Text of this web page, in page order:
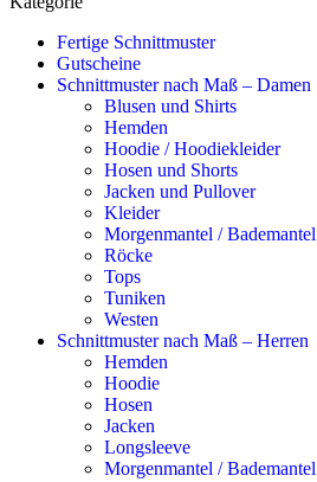
Fertige Schnittmuster
Gutscheine
Schnittmuster nach Maß – Damen
Blusen und Shirts
Hemden
Hoodie / Hoodiekleider
Hosen und Shorts
Jacken und Pullover
Kleider
Morgenmantel / Bademantel
Röcke
Tops
Tuniken
Westen
Schnittmuster nach Maß – Herren
Hemden
Hoodie
Hosen
Jacken
Longsleeve
Morgenmantel / Bademantel